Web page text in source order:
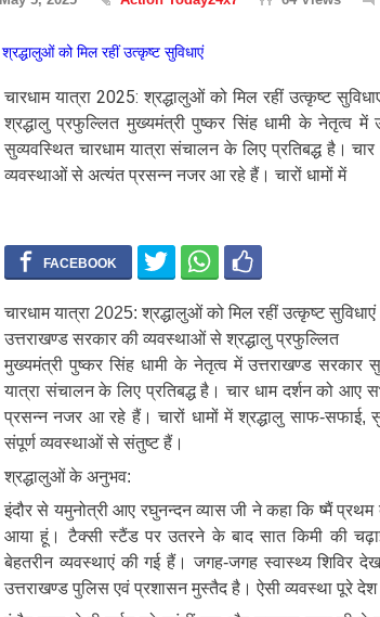
चारधाम यात्रा 2025: श्रद्धालुओं को मिल रहीं उत्कृष्ट
श्रद्धालु प्रफुल्लित मुख्यमंत्री पुष्कर सिंह धामी के नेतृत्व में
सुव्यवस्थित चारधाम यात्रा संचालन के लिए प्रतिबद्ध है।
व्यवस्थाओं से अत्यंत प्रसन्न नजर आ रहे हैं। चारों धामों में
चारधाम यात्रा 2025: श्रद्धालुओं को मिल रहीं उत्कृष्ट सुविधाएं
उत्तराखण्ड सरकार की व्यवस्थाओं से श्रद्धालु प्रफुल्लित
मुख्यमंत्री पुष्कर सिंह धामी के नेतृत्व में उत्तराखण्ड सरकार
यात्रा संचालन के लिए प्रतिबद्ध है। चार धाम दर्शन को आए
प्रसन्न नजर आ रहे हैं। चारों धामों में श्रद्धालु साफ-सफाई,
संपूर्ण व्यवस्थाओं से संतुष्ट हैं।
श्रद्धालुओं के अनुभव:
इंदौर से यमुनोत्री आए रघुनन्दन व्यास जी ने कहा कि ष्मैं प्रथम
आया हूं। टैक्सी स्टैंड पर उतरने के बाद सात किमी की चढ़ाई
बेहतरीन व्यवस्थाएं की गई हैं। जगह-जगह स्वास्थ्य शिविर
उत्तराखण्ड पुलिस एवं प्रशासन मुस्तैद है। ऐसी व्यवस्था पूरे